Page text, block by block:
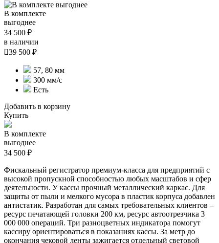
В комплекте
выгоднее
34 500 ₽
в наличии
39 500 ₽
57, 80 мм
300 мм/с
Есть
Добавить в корзину
Купить
В комплекте
выгоднее
34 500 ₽
Фискальный регистратор премиум-класса для предприятий с
высокой пропускной способностью любых масштабов и сфер
деятельности. У кассы прочный металлический каркас. Для
защиты от пыли и мелкого мусора в пластик корпуса добавлен
антистатик. Разработан для самых требовательных клиентов –
ресурс печатающей головки 200 км, ресурс автоотрезчика 3
000 000 операций. Три разноцветных индикатора помогут
кассиру ориентироваться в показаниях кассы. За метр до
окончания чековой ленты зажигается отдельный световой